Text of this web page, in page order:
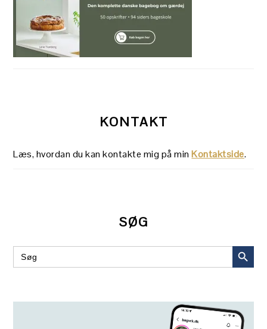
KONTAKT
Læs, hvordan du kan kontakte mig på minKontaktside.
SØG
Search
for:
SEARCH